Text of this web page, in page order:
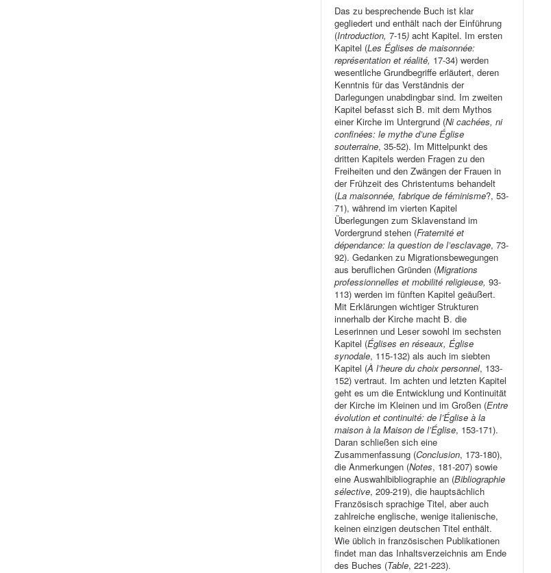
Das zu besprechende Buch ist klar
gegliedert und enthält nach der Einführung
(Introduction,7-15)acht Kapitel. Im ersten
Kapitel (Les Églises de maisonnée:
représentation et réalité, 17-34) werden
wesentliche Grundbegriffe erläutert, deren
Kenntnis für das Verständnis der
Darlegungen unabdingbar sind. Im zweiten
Kapitel befasst sich B. mit dem Mythos
einer Kirche im Untergrund (Ni cachées, ni
confinées: le mythe d’une Église
souterraine, 35-52). Im Mittelpunkt des
dritten Kapitels werden Fragen zu den
Freiheiten und den Zwängen der Frauen in
der Frühzeit des Christentums behandelt
(La maisonnée, fabrique de féminisme?, 53-
71), während im vierten Kapitel
Überlegungen zum Sklavenstand im
Vordergrund stehen (Fraternité et
dépendance: la question de l’esclavage, 73-
92). Gedanken zu Migrationsbewegungen
aus beruflichen Gründen (Migrations
professionnelles et mobilité religieuse,93-
113) werden im fünften Kapitel geäußert.
Mit Erklärungen wichtiger Strukturen
innerhalb der Kirche macht B. die
Leserinnen und Leser sowohl im sechsten
Kapitel (Églises en réseaux, Église
synodale, 115-132) als auch im siebten
Kapitel (À l’heure du choix personnel, 133-
152) vertraut. Im achten und letzten Kapitel
geht es um die Entwicklung und Kontinuität
der Kirche im Kleinen und im Großen (Entre
évolution et continuité: de l’Église à la
maison à la Maison de l’Église, 153-171).
Daran schließen sich eine
Zusammenfassung (Conclusion, 173-180),
die Anmerkungen (Notes, 181-207) sowie
eine Auswahlbibliographie an (Bibliographie
sélective, 209-219), die hauptsächlich
Französisch sprachige Titel, aber auch
zahlreiche englische, wenige italienische,
keinen einzigen deutschen Titel enthält.
Wie üblich in französischen Publikationen
findet man das Inhaltsverzeichnis am Ende
des Buches (Table, 221-223).